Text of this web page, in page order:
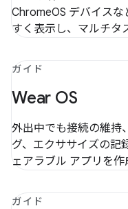
ChromeOS デバイス
すく表示し、マルチタ
ガイド
Wear OS
外出中でも接続の維持
グ、エクササイズの記
ェアラブル アプリを作
ガイド